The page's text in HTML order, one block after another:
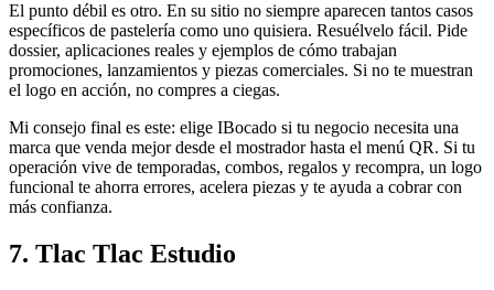
El punto débil es otro. En su sitio no siempre aparecen tantos casos
específicos de pastelería como uno quisiera. Resuélvelo fácil. Pide
dossier, aplicaciones reales y ejemplos de cómo trabajan
promociones, lanzamientos y piezas comerciales. Si no te muestran
el logo en acción, no compres a ciegas.
Mi consejo final es este: elige IBocado si tu negocio necesita una
marca que venda mejor desde el mostrador hasta el menú QR. Si tu
operación vive de temporadas, combos, regalos y recompra, un logo
funcional te ahorra errores, acelera piezas y te ayuda a cobrar con
más confianza.
7. Tlac Tlac Estudio